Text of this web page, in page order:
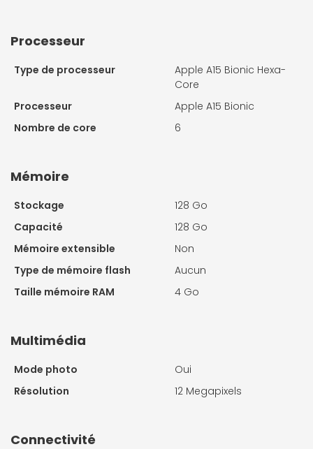
Processeur
Type de processeur
Apple A15 Bionic Hexa-
Core
Processeur
Apple A15 Bionic
Nombre de core
6
Mémoire
Stockage
128 Go
Capacité
128 Go
Mémoire extensible
Non
Type de mémoire flash
Aucun
Taille mémoire RAM
4 Go
Multimédia
Mode photo
Oui
Résolution
12 Megapixels
Connectivité